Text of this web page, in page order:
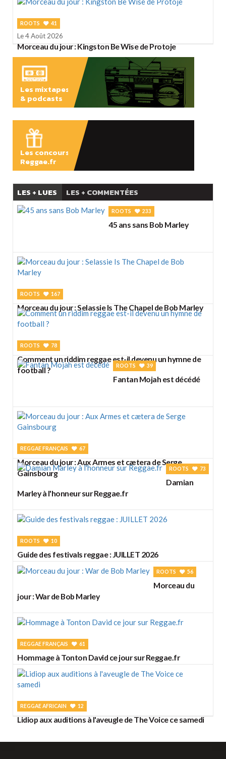
ROOTS 41
Le 4 Août 2026
Morceau du jour : Kingston Be Wise de Protoje
Les mixtapes
& podcasts
Les concours
Reggae.fr
LES + LUES LES + COMMENTÉES
ROOTS 233
45 ans sans Bob Marley
ROOTS 167
Morceau du jour : Selassie Is The Chapel de Bob Marley
ROOTS 78
Comment un riddim reggae est-il devenu un hymne de
football ?
ROOTS 39
Fantan Mojah est décédé
REGGAE FRANÇAIS 67
Morceau du jour : Aux Armes et cætera de Serge
Gainsbourg
ROOTS 73
Damian
Marley à l'honneur sur Reggae.fr
ROOTS 10
Guide des festivals reggae : JUILLET 2026
ROOTS 56
Morceau du
jour : War de Bob Marley
REGGAE FRANÇAIS 61
Hommage à Tonton David ce jour sur Reggae.fr
REGGAE AFRICAIN 12
Lidiop aux auditions à l'aveugle de The Voice ce samedi